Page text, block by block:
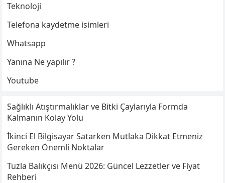
Teknoloji
Telefona kaydetme isimleri
Whatsapp
Yanına Ne yapılır ?
Youtube
Sağlıklı Atıştırmalıklar ve Bitki Çaylarıyla Formda
Kalmanın Kolay Yolu
İkinci El Bilgisayar Satarken Mutlaka Dikkat Etmeniz
Gereken Önemli Noktalar
Tuzla Balıkçısı Menü 2026: Güncel Lezzetler ve Fiyat
Rehberi